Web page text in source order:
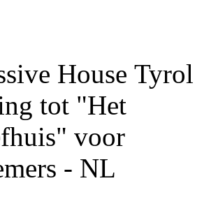
House Tyrol
tot "Het
voor
- NL